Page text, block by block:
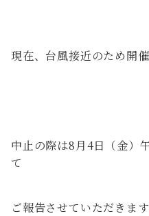
現在、台風接近のため開
中止の際は8月4日（金）
て
ご報告させていただきま